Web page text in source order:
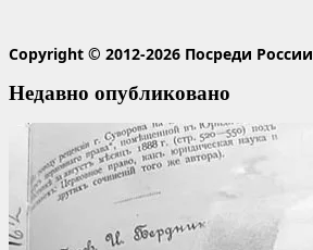
Copyright © 2012-2026 Посреди России
Недавно опубликовано